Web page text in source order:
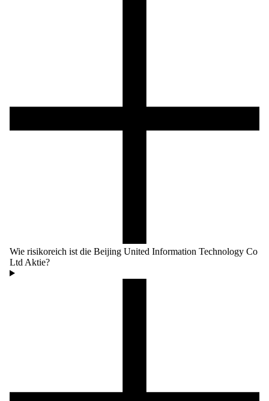
Wie risikoreich ist die Beijing United Information Technology Co
Ltd Aktie?